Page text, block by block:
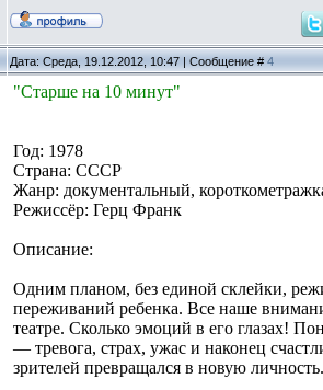
Дата: Среда, 19.12.2012, 10:47 | Сообщение # 4
"Старше на 10 минут"
Год: 1978
Страна: СССР
Жанр: документальный,
Режиссёр: Герц Франк
Описание:
Одним планом, без единой склейки,
переживаний ребенка. Все наше
театре. Сколько эмоций в его глазах!
— тревога, страх, ужас и наконец
зрителей превращался в новую личность.